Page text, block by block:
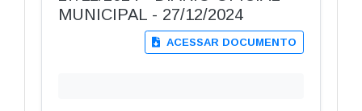
MUNICIPAL - 27/12/2024
ACESSAR DOCUMENTO